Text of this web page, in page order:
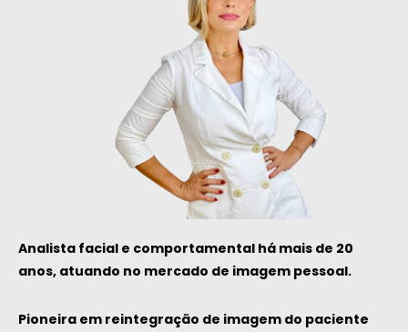
Analista facial e comportamental há mais de 20
anos, atuando no mercado de imagem pessoal.
Pioneira em reintegração de imagem do paciente